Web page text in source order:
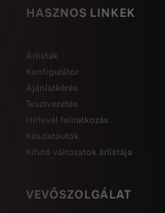
HASZNOS LINKEK
Árlisták
Konfigurátor
Ajánlatkérés
Tesztvezetés
Hírlevél feliratkozás
Készletautók
Kifutó változatok árlistája
VEVŐSZOLGÁLAT